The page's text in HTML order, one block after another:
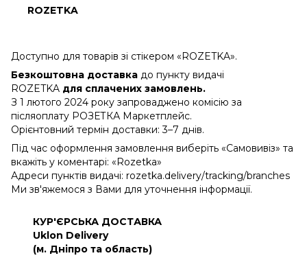
ROZETKA
Доступно для товарів зі стікером «ROZETKA».
Безкоштовна доставка до пункту видачі
ROZETKA для сплачених замовлень.
З 1 лютого 2024 року запроваджено комісію за
післяоплату РОЗЕТКА Маркетплейс.
Орієнтовний термін доставки: 3–7 днів.
Під час оформлення замовлення виберіть «Самовивіз» та
вкажіть у коментарі: «Rozetka»
Адреси пунктів видачі: rozetka.delivery/tracking/branches
Ми зв'яжемося з Вами для уточнення інформації.
КУР'ЄРСЬКА ДОСТАВКА
Uklon Delivery
(м. Дніпро та область)